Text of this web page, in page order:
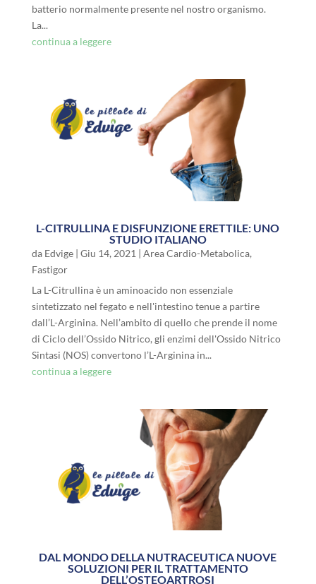
batterio normalmente presente nel nostro organismo.
La...
continua a leggere
L-CITRULLINA E DISFUNZIONE ERETTILE: UNO
STUDIO ITALIANO
da Edvige| Giu 14, 2021 | Area Cardio-Metabolica,
Fastigor
La L-Citrullina è un aminoacido non essenziale
sintetizzato nel fegato e nell'intestino tenue a partire
dall’L-Arginina. Nell’ambito di quello che prende il nome
di Ciclo dell’Ossido Nitrico, gli enzimi dell'Ossido Nitrico
Sintasi (NOS) convertono l’L-Arginina in...
continua a leggere
DAL MONDO DELLA NUTRACEUTICA NUOVE
SOLUZIONI PER IL TRATTAMENTO
DELL’OSTEOARTROSI